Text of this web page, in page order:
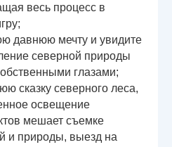
весь процесс в
давнюю мечту и увидите
северной природы
глазами;
сказку северного леса,
освещение
мешает съемке
и природы, выезд на